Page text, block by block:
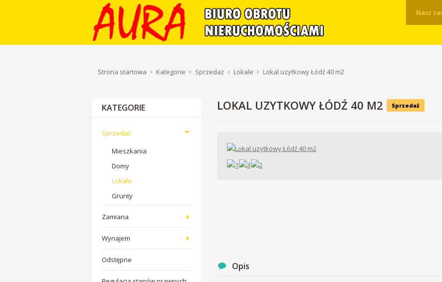
Nasz
Strona startowa Kategorie Sprzedaż Lokale Lokal uzytkowy Łódź 40 m2
LOKAL UZYTKOWY ŁÓDŹ 40 M2 Sprzedaż
Opis
KATEGORIE
Sprzedaż
Mieszkania
Domy
Lokale
Grunty
Zamiana
Wynajem
Odstępne